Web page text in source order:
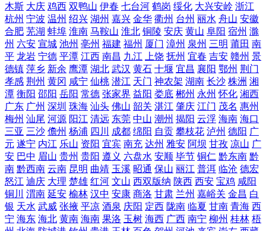
木斯 大庆 鸡西 双鸭山 伊春 七台河 鹤岗 绥化 大兴安岭 浙江
杭州 宁波 温州 绍兴 湖州 嘉兴 金华 衢州 台州 丽水 舟山 安徽
合肥 芜湖 蚌埠 淮南 马鞍山 淮北 铜陵 安庆 黄山 阜阳 宿州 滁
州 六安 宣城 池州 亳州 福建 福州 厦门 漳州 泉州 三明 莆田 南
平 龙岩 宁德 平潭 江西 南昌 九江 上饶 抚州 宜春 吉安 赣州 景
德镇 萍乡 新余 鹰潭 湖北 武汉 黄石 十堰 宜昌 襄阳 鄂州 荆门
孝感 荆州 黄冈 咸宁 仙桃 潜江 天门 神农架 湖南 长沙 株洲 湘
潭 衡阳 邵阳 岳阳 常德 张家界 益阳 娄底 郴州 永州 怀化 湘西
广东 广州 深圳 珠海 汕头 佛山 韶关 湛江 肇庆 江门 茂名 惠州
梅州 汕尾 河源 阳江 清远 东莞 中山 潮州 揭阳 云浮 海南 海口
三亚 三沙 儋州 杨浦 四川 成都 绵阳 自贡 攀枝花 泸州 德阳 广
元 遂宁 内江 乐山 资阳 宜宾 南充 达州 雅安 阿坝 甘孜 凉山 广
安 巴中 眉山 贵州 贵阳 遵义 六盘水 安顺 毕节 铜仁 黔东南 黔
南 黔西南 云南 昆明 曲靖 玉溪 昭通 保山 丽江 普洱 临沧 德宏
怒江 迪庆 大理 楚雄 红河 文山 西双版纳 陕西 西安 宝鸡 咸阳
铜川
渭南 延安 榆林 汉中 安康 商洛 甘肃 兰州 嘉峪关 金昌 白
银 天水 武威 张掖 平凉 酒泉 庆阳 定西 陇南 临夏 甘南 青海 西
宁 海东 海北 黄南 海南 果洛 玉树 海西 广西 南宁 柳州 桂林 梧